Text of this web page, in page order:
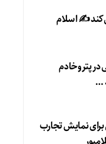
✍️ اسلام
پتروخادم
…
نمایش تجارب